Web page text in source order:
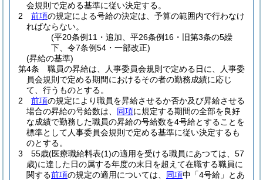
会規則で定める基準に従い決定する。
2
前項の規定による号給の決定は、予算の範囲内で行わなけ
ればならない。
(平20条例11・追加、平26条例16・旧第3条の5繰
下、令7条例54・一部改正)
(昇給の基準)
第4条
職員の昇給は、人事委員会規則で定める日に、人事委
員会規則で定める期間におけるその者の勤務成績に応じ
て、行うものとする。
2
前項の規定により職員を昇給させるか否か及び昇給させる
場合の昇給の号給数は、 同項に規定する期間の全部を良好
な成績で勤務した職員の昇給の号給数を4号給とすることを
標準として人事委員会規則で定める基準に従い決定するも
のとする。
3
55歳(医療職給料表(1)の適用を受ける職員にあつては、57
歳)に達した日の属する年度の末日を超えて在職する職員に
関する前項の規定の適用については、 同項中「4号給」とあ